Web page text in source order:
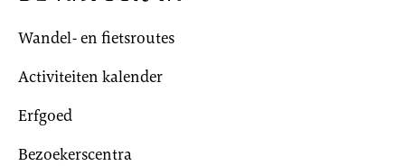
Wandel- en fietsroutes
Activiteiten kalender
Erfgoed
Bezoekerscentra